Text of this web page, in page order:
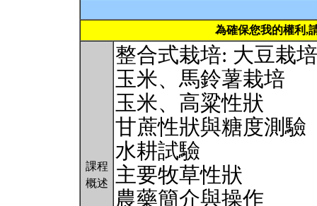
為確保您我的權利,
課程
概述
整合式栽培: 大豆栽培
玉米、馬鈴薯栽培
玉米、高粱性狀
甘蔗性狀與糖度測驗
水耕試驗
主要牧草性狀
農藥簡介與操作